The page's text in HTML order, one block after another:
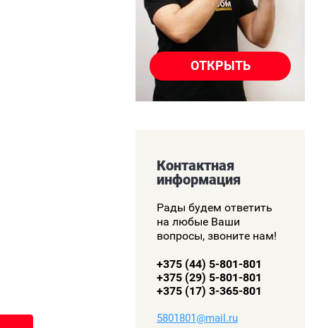
ОТКРЫТЬ
Контактная
информация
Рады будем ответить
на любые Ваши
вопросы, звоните нам!
+375 (44) 5-801-801
+375 (29) 5-801-801
+375 (17) 3-365-801
5801801@mail.ru